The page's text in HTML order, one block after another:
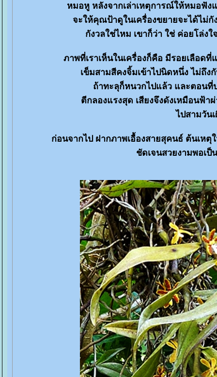
หมอหู หลังจากเล่าเหตุการณ์ให้หมอฟัง
จะให้คุณป้าดูในเครื่องขยายจะได้ไม่กั
กังวลใช่ไหม เขาก็ว่า ใช่ ค่อยโล่ง
ภาพที่เราเห็นในเครื่องก็คือ มีรอยเลือด
เข็มสามสีคงจิ้มเข้าไปนิดหนึ่ง ไม่ถึง
ถ้าทะลุก็หนวกไปแล้ว และตอนที่
ตีกลองแรงสุด เสียงจึงดังเหมือนฟ้
ไปสามวัน
ก่อนจากไป ฝากภาพเอื้องสายสุคนธ์ ต้นเห
ชัดเจนสวยงามพอเป็